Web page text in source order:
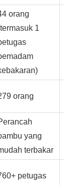
orang
1
orang
yang
terbakar
petugas